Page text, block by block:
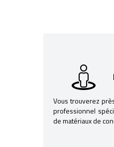
Vous trouverez
professionnel
de matériaux de